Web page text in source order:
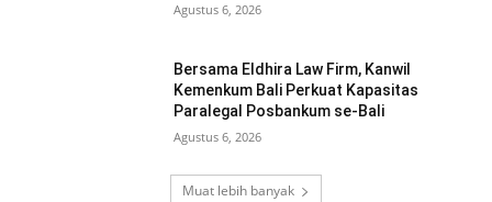
Agustus 6, 2026
Bersama Eldhira Law Firm, Kanwil
Kemenkum Bali Perkuat Kapasitas
Paralegal Posbankum se-Bali
Agustus 6, 2026
Muat lebih banyak